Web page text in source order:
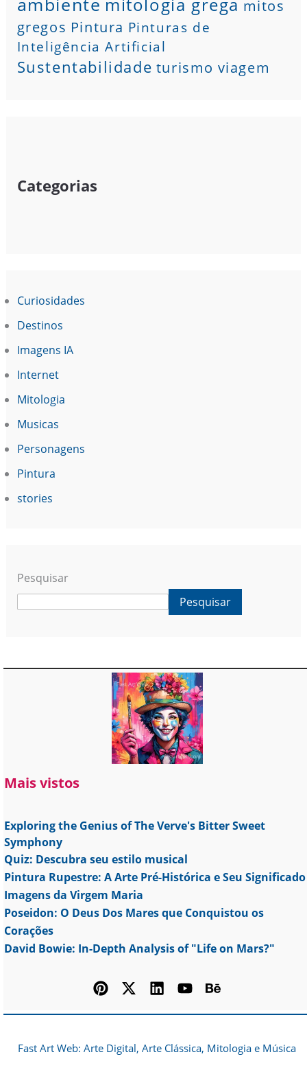
mitos
gregos Pintura Pinturas de
Inteligência Artificial
Sustentabilidade turismo viagem
Categorias
Curiosidades
Destinos
Imagens IA
Internet
Mitologia
Musicas
Personagens
Pintura
stories
Pesquisar
Pesquisar
Mais vistos
Exploring the Genius of The Verve's Bitter Sweet
Symphony
Quiz: Descubra seu estilo musical
Pintura Rupestre: A Arte Pré-Histórica e Seu Significado
Imagens da Virgem Maria
Poseidon: O Deus Dos Mares que Conquistou os
Corações
David Bowie: In-Depth Analysis of "Life on Mars?"
Fast Art Web: Arte Digital, Arte Clássica, Mitologia e Música